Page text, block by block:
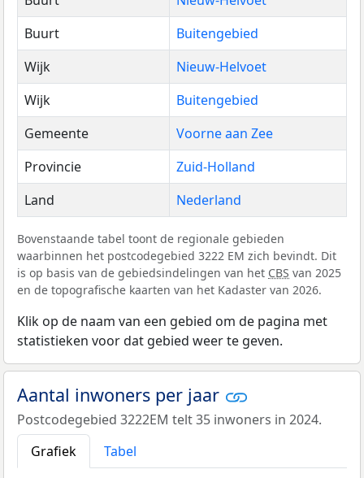
Buurt
Buitengebied
Wijk
Nieuw-Helvoet
Wijk
Buitengebied
Gemeente
Voorne aan Zee
Provincie
Zuid-Holland
Land
Nederland
Bovenstaande tabel toont de regionale gebieden
waarbinnen het postcodegebied 3222 EM zich bevindt. Dit
is op basis van de gebiedsindelingen van het CBS van 2025
en de topografische kaarten van het Kadaster van 2026.
Klik op de naam van een gebied om de pagina met
statistieken voor dat gebied weer te geven.
Aantal inwoners per jaar
Postcodegebied 3222EM telt 35 inwoners in 2024.
Grafiek
Tabel